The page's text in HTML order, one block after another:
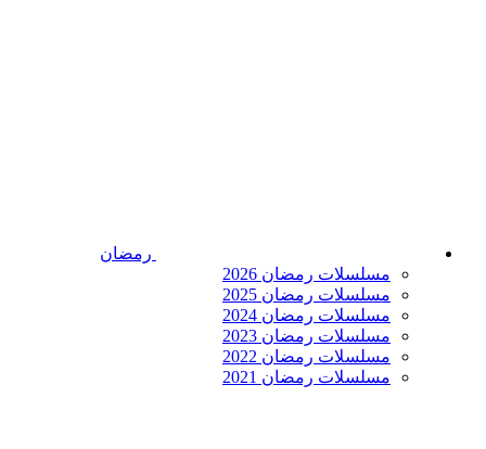
رمضان
مسلسلات رمضان 2026
مسلسلات رمضان 2025
مسلسلات رمضان 2024
مسلسلات رمضان 2023
مسلسلات رمضان 2022
مسلسلات رمضان 2021